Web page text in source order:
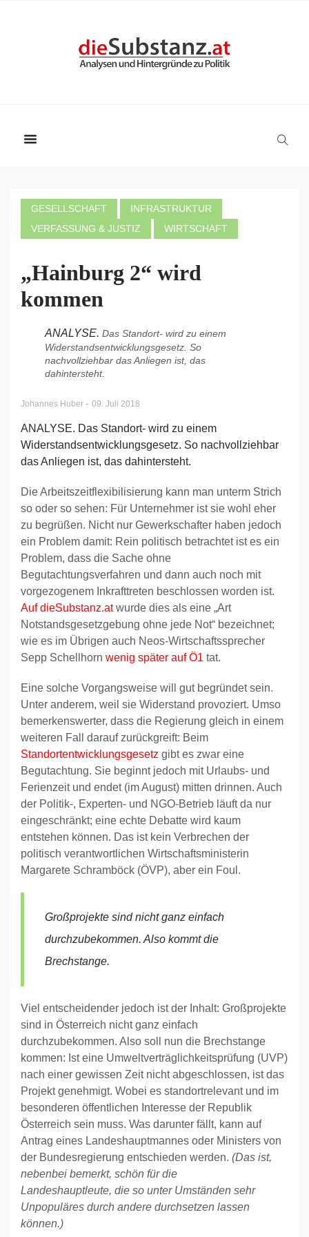
GESELLSCHAFT
INFRASTRUKTUR
VERFASSUNG & JUSTIZ
WIRTSCHAFT
„Hainburg 2“ wird
kommen
ANALYSE. Das Standort- wird zu einem
Widerstandsentwicklungsgesetz. So
nachvollziehbar das Anliegen ist, das
dahintersteht.
Johannes Huber - 09. Juli 2018
ANALYSE. Das Standort- wird zu einem
Widerstandsentwicklungsgesetz. So nachvollziehbar
das Anliegen ist, das dahintersteht.
Die Arbeitszeitflexibilisierung kann man unterm Strich
so oder so sehen: Für Unternehmer ist sie wohl eher
zu begrüßen. Nicht nur Gewerkschafter haben jedoch
ein Problem damit: Rein politisch betrachtet ist es ein
Problem, dass die Sache ohne
Begutachtungsverfahren und dann auch noch mit
vorgezogenem Inkrafttreten beschlossen worden ist.
Auf dieSubstanz.atwurde dies als eine „Art
Notstandsgesetzgebung ohne jede Not“ bezeichnet;
wie es im Übrigen auch Neos-Wirtschaftssprecher
Sepp Schellhorn wenig später auf Ö1 tat.
Eine solche Vorgangsweise will gut begründet sein.
Unter anderem, weil sie Widerstand provoziert. Umso
bemerkenswerter, dass die Regierung gleich in einem
weiteren Fall darauf zurückgreift: Beim
Standortentwicklungsgesetz gibt es zwar eine
Begutachtung. Sie beginnt jedoch mit Urlaubs- und
Ferienzeit und endet (im August) mitten drinnen. Auch
der Politik-, Experten- und NGO-Betrieb läuft da nur
eingeschränkt; eine echte Debatte wird kaum
entstehen können. Das ist kein Verbrechen der
politisch verantwortlichen Wirtschaftsministerin
Margarete Schramböck (ÖVP), aber ein Foul.
Großprojekte sind nicht ganz einfach
durchzubekommen. Also kommt die
Brechstange.
Viel entscheidender jedoch ist der Inhalt: Großprojekte
sind in Österreich nicht ganz einfach
durchzubekommen. Also soll nun die Brechstange
kommen: Ist eine Umweltverträglichkeitsprüfung (UVP)
nach einer gewissen Zeit nicht abgeschlossen, ist das
Projekt genehmigt. Wobei es standortrelevant und im
besonderen öffentlichen Interesse der Republik
Österreich sein muss. Was darunter fällt, kann auf
Antrag eines Landeshauptmannes oder Ministers von
der Bundesregierung entschieden werden. (Das ist,
nebenbei bemerkt, schön für die
Landeshauptleute, die so unter Umständen sehr
Unpopuläres durch andere durchsetzen lassen
können.)